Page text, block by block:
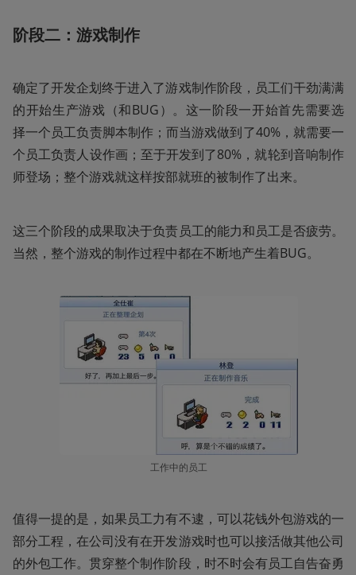
阶段二：游戏制作
确定了开发企划终于进入了游戏制作阶段，员工们干劲满满
的开始生产游戏（和BUG）。这一阶段一开始首先需要选
择一个员工负责脚本制作；而当游戏做到了40%，就需要一
个员工负责人设作画；至于开发到了80%，就轮到音响制作
师登场；整个游戏就这样按部就班的被制作了出来。
这三个阶段的成果取决于负责员工的能力和员工是否疲劳。
当然，整个游戏的制作过程中都在不断地产生着BUG。
工作中的员工
值得一提的是，如果员工力有不逮，可以花钱外包游戏的一
部分工程，在公司没有在开发游戏时也可以接活做其他公司
的外包工作。贯穿整个制作阶段，时不时会有员工自告奋勇